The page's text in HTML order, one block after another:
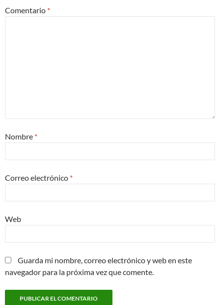
Comentario *
Nombre *
Correo electrónico *
Web
Guarda mi nombre, correo electrónico y web en este
navegador para la próxima vez que comente.